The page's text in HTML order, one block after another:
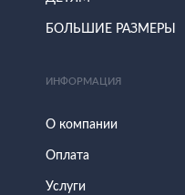
БОЛЬШИЕ РАЗМЕРЫ
ИНФОРМАЦИЯ
О компании
Оплата
Услуги